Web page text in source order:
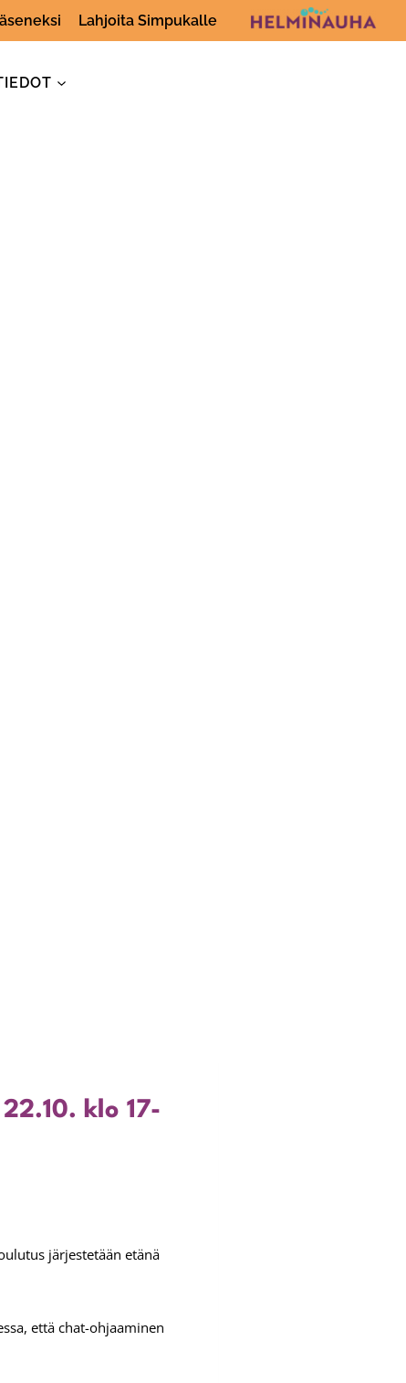
Lahjoita Simpukalle
klo 17-
järjestetään etänä
että chat-ohjaaminen